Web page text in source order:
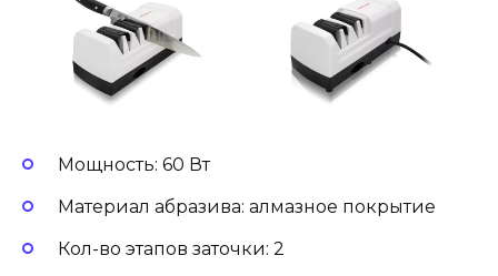
Мощность: 60 Вт
Материал абразива: алмазное покрытие
Кол-во этапов заточки: 2